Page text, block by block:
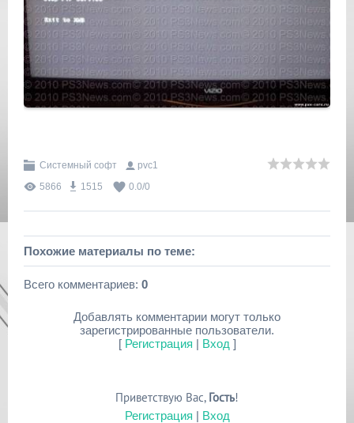
Системный софт
pvc1
5866
1515 0.0/0
Похожие материалы по теме:
Всего комментариев: 0
Добавлять комментарии могут только
зарегистрированные пользователи.
[ Регистрация | Вход ]
Приветствую Вас, Гость!
Регистрация | Вход